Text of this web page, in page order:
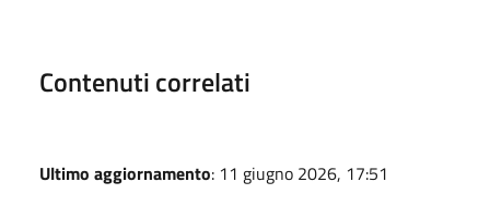
Contenuti correlati
Ultimo aggiornamento: 11 giugno 2026, 17:51